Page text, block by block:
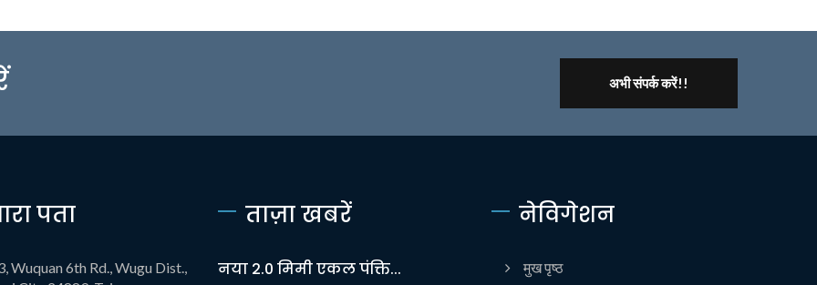
अभी संपर्क करें!!
पता
Wuquan 6th Rd., Wugu Dist.,
ताज़ा खबरें
नया 2.0 मिमी एकल पंक्ति...
नेविगेशन
मुख पृष्ठ